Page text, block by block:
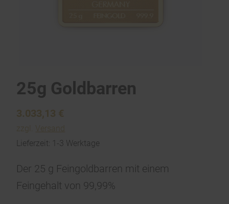
25g Goldbarren
3.033,13 €
zzgl.
Versand
Lieferzeit: 1-3 Werktage
Der 25 g Feingoldbarren mit einem
Feingehalt von 99,99%